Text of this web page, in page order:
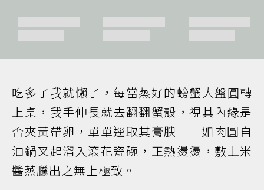
吃多了我就懶了，每當蒸好的螃蟹大盤圓轉
上桌，我手伸長就去翻翻蟹殼，視其內緣是
否夾黃帶卵，單單逕取其膏腴──如肉圓自
油鍋叉起溜入滾花瓷碗，正熱燙燙，敷上米
醬蒸騰出之無上極致。